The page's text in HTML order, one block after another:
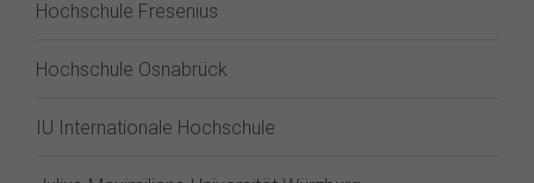
Hochschule Fresenius
Hochschule Osnabrück
IU Internationale Hochschule